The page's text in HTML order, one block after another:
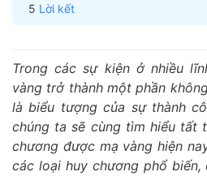
Lời kết
Trong các sự kiện ở nhiều
vàng trở thành một phần
là biểu tượng của sự thành
chúng ta sẽ cùng tìm hiểu tất
chương được mạ vàng hiện
các loại huy chương phổ biến,